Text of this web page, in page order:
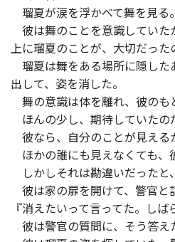
瑠夏が涙を浮かべて舞を見る。
彼は舞のことを意識していた
上に瑠夏のことが、大切だった
瑠夏は舞をある場所に隠した
出して、姿を消した。
舞の意識は体を離れ、彼のも
ほんの少し、期待していたの
彼なら、自分のことが見える
ほかの誰にも見えなくても、
しかしそれは勘違いだったと
彼は家の扉を開けて、警官と
『消えたいって言ってた。しば
彼は警官の質問に、そう答え